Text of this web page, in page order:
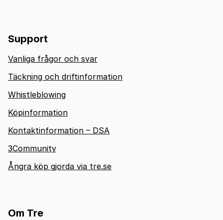
Support
Vanliga frågor och svar
Täckning och driftinformation
Whistleblowing
Köpinformation
Kontaktinformation – DSA
3Community
Ångra köp gjorda via tre.se
Om Tre